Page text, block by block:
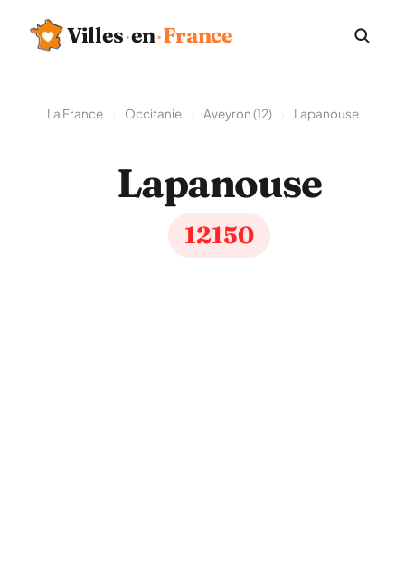
Villes·en·France
La France Occitanie Aveyron (12) Lapanouse
Lapanouse
12150